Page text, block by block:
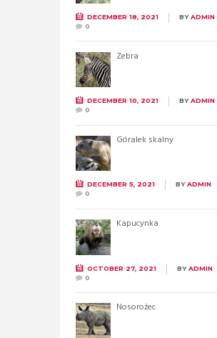
DECEMBER 18, 2021 BYADMIN
0
Zebra
DECEMBER 10, 2021 BYADMIN
0
Góralek skalny
DECEMBER 5, 2021 BYADMIN
0
Kapucynka
OCTOBER 27, 2021 BYADMIN
0
Nosorożec